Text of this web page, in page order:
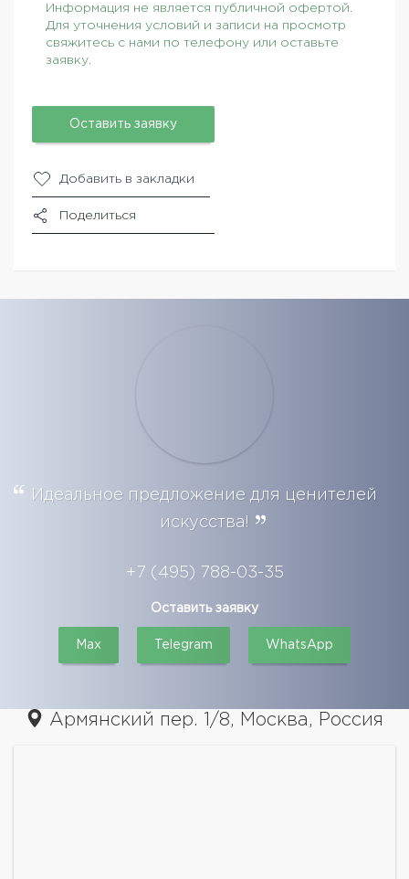
Информация не является публичной офертой.
Для уточнения условий и записи на просмотр
свяжитесь с нами по телефону или оставьте
заявку.
Оставить заявку
Добавить в закладки
Поделиться
Идеальное предложение для ценителей
искусства!
+7 (495) 788-03-35
Оставить заявку
Max Telegram WhatsApp
Армянский пер. 1/8, Москва, Россия